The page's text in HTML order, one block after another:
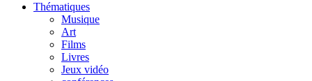
Thématiques
Musique
Art
Films
Livres
Jeux vidéo